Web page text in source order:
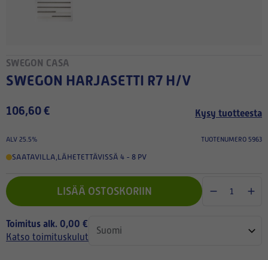
SWEGON CASA
SWEGON HARJASETTI R7 H/V
106,60 € Kysy tuotteesta
ALV 25.5% TUOTENUMERO 5963
SAATAVILLA LÄHETETTÄVISSÄ 4 - 8 PV
LISÄÄ OSTOSKORIIN
Toimitus alk. 0,00 €
Katso toimituskulut